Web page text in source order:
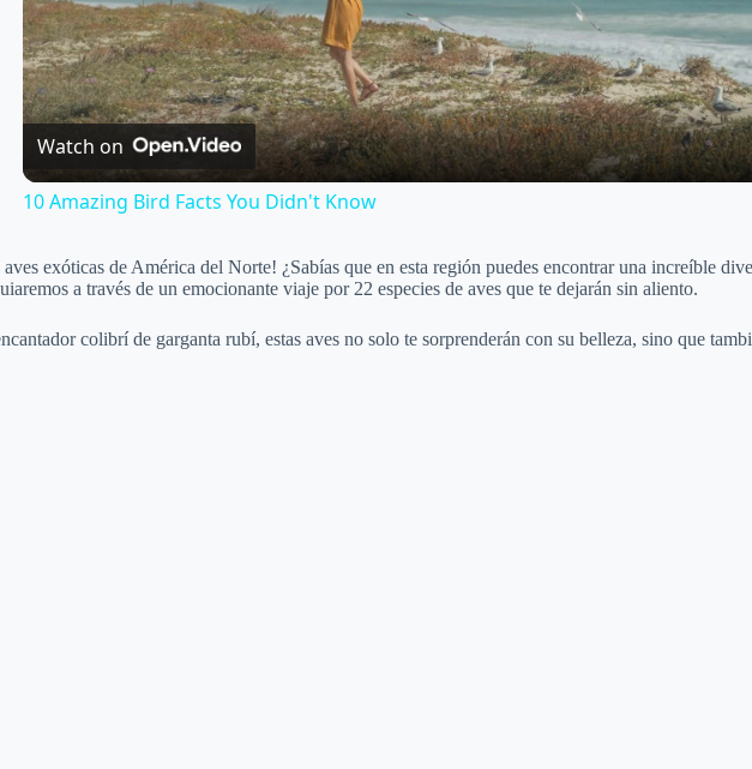
l
a
y
Watch on
10 Amazing Bird Facts You Didn't Know
exóticas de América del Norte! ¿Sabías que en esta región puedes encontrar una increíble
a través de un emocionante viaje por 22 especies de aves que te dejarán sin aliento.
colibrí de garganta rubí, estas aves no solo te sorprenderán con su belleza, sino que